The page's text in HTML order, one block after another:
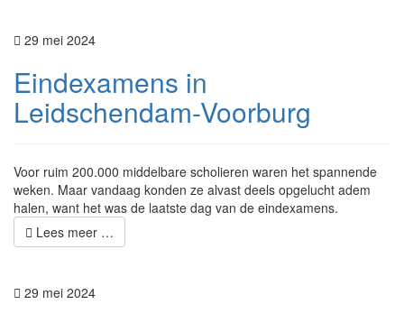
29 mei 2024
Eindexamens in
Leidschendam-Voorburg
Voor ruim 200.000 middelbare scholieren waren het spannende
weken. Maar vandaag konden ze alvast deels opgelucht adem
halen, want het was de laatste dag van de eindexamens.
Lees meer …
29 mei 2024